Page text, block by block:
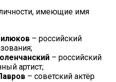
имеющие имя
– российский
– российский
артист;
– советский актёр